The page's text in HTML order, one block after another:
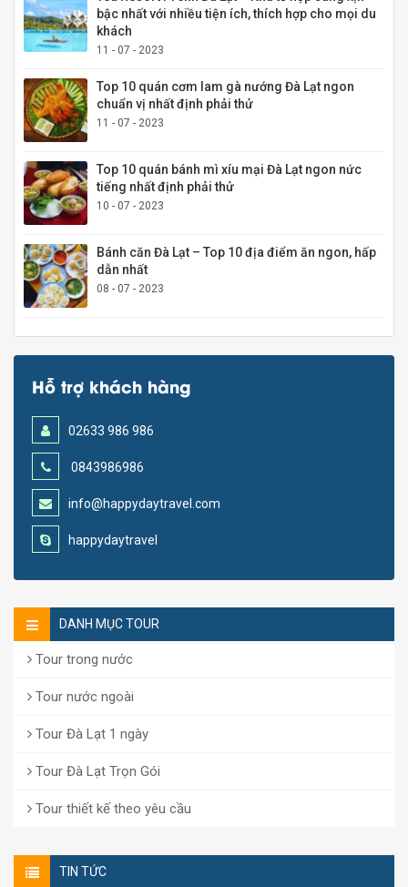
bậc nhất với nhiều tiện ích, thích hợp cho mọi du
khách
11 - 07 - 2023
Top 10 quán cơm lam gà nướng Đà Lạt ngon
chuẩn vị nhất định phải thử
11 - 07 - 2023
Top 10 quán bánh mì xíu mại Đà Lạt ngon nức
tiếng nhất định phải thử
10 - 07 - 2023
Bánh căn Đà Lạt – Top 10 địa điểm ăn ngon, hấp
dẫn nhất
08 - 07 - 2023
Hỗ trợ khách hàng
02633 986 986
0843986986
info@happydaytravel.com
happydaytravel
DANH MỤC TOUR
Tour trong nước
Tour nước ngoài
Tour Đà Lạt 1 ngày
Tour Đà Lạt Trọn Gói
Tour thiết kế theo yêu cầu
TIN TỨC